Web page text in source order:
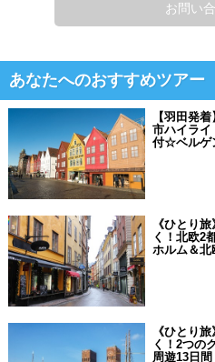
お問い
あなたへのおすすめツアー
【羽田発
市ハイラ
付☆ベルゲ
《ひとり
く！北欧2
ホルム＆北
《ひとり
く！2つの
周遊13日